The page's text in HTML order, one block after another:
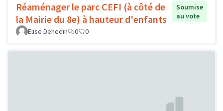
Réaménager le parc CEFI (à côté de
la Mairie du 8e) à hauteur d'enfants
Soumise
au vote
Elise Dehedin
0 0